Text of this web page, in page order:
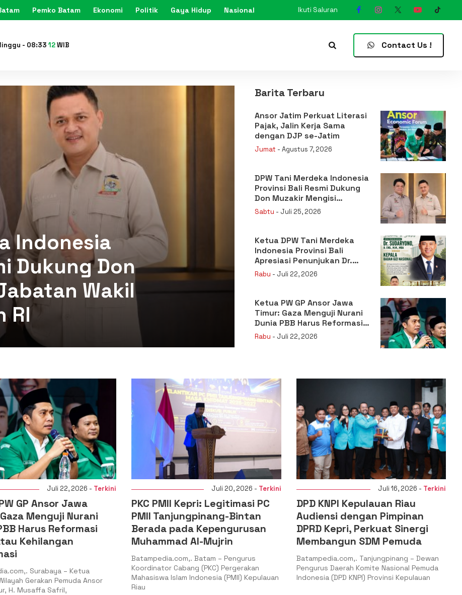
Pemko Batam Ekonomi Politik Gaya Hidup Nasional Ikuti Saluran
- 08:33 14WIB Contact Us !
Indonesia
Dukung Don
Wakil
RI
Barita Terbaru
Ansor Jatim Perkuat Literasi
Pajak, Jalin Kerja Sama
dengan DJP se-Jatim
Jumat - Agustus 7, 2026
DPW Tani Merdeka Indonesia
Provinsi Bali Resmi Dukung
Don Muzakir Mengisi
Jabatan Wakil Menteri
Pertanian RI
Sabtu - Juli 25, 2026
Ketua DPW Tani Merdeka
Indonesia Provinsi Bali
Apresiasi Penunjukan Dr.
Sudaryono sebagai Kepala
Badan Gizi Nasional
Rabu - Juli 22, 2026
Ketua PW GP Ansor Jawa
Timur: Gaza Menguji Nurani
Dunia PBB Harus Reformasi
Total atau Kehilangan
Rabu - Juli 22, 2026
Juli 20, 2026 -Terkini
Kepri: Legitimasi PC
Bintan
pada Kepengurusan
Al-Mujrin
Batam – Pengurus
Cabang (PKC) Pergerakan
Islam Indonesia (PMII) Kepulauan
Juli 16, 2026 -Terkini
DPD KNPI Kepulauan Riau
Audiensi dengan Pimpinan
DPRD Kepri, Perkuat Sinergi
Membangun SDM Pemuda
Batampedia.com,. Tanjungpinang – Dewan
Pengurus Daerah Komite Nasional Pemuda
Indonesia (DPD KNPI) Provinsi Kepulauan
Juli 15, 2026 -Terkini
DPD JAGATARA Sumatera
Utara kolaborasi dengan
PERWAKU Gelar Penanaman
Pohon Produktif Peringati Hari
Konservasi Alam Sedunia
Batampedia.com,. Medan – Dalam rangka
memperingati Hari Konservasi Alam Sedunia,